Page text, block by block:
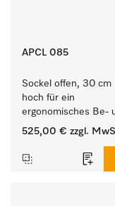
APCL 085
Sockel offen, 30 cm
hoch für ein
ergonomisches Be-
Entladen von
Trockner.
525,00 € zzgl.